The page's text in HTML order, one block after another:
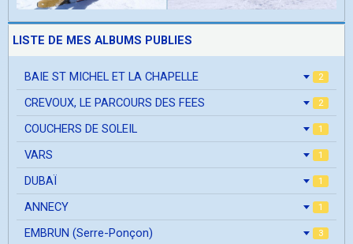
LISTE DE MES ALBUMS PUBLIES
BAIE ST MICHEL ET LA CHAPELLE 2
CREVOUX, LE PARCOURS DES FEES 2
COUCHERS DE SOLEIL 1
VARS 1
DUBAÏ 1
ANNECY 1
EMBRUN (Serre-Ponçon) 3